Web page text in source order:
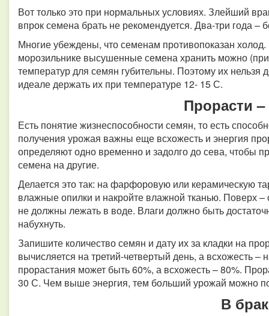
Вот только это при нормальных условиях. Злейший
впрок семена брать не рекомендуется. Два-три года –
Многие убеждены, что семенам противопоказан
морозильнике высушенные семена хранить можно
температур для семян губительны. Поэтому их
идеале держать их при температуре 12- 15 С.
Прорасти
Есть понятие жизнеспособности семян, то есть
получения урожая важны еще всхожесть и энергия
определяют одно временно и задолго до сева, чтобы
семена на другие.
Делается это так: на фарфоровую или керамическую
влажные опилки и накройте влажной тканью. Поверх
не должны лежать в воде. Влаги должно быть
набухнуть.
Запишите количество семян и дату их за кладки на
вычисляется на третий-четвертый день, а всхожесть –
прорастания может быть 60%, а всхожесть – 80%.
30 С. Чем выше энергия, тем больший урожай можно
В брак